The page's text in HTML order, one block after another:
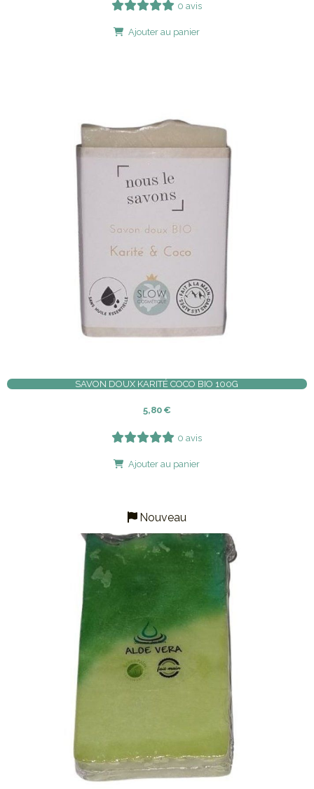
0 avis
Ajouter au panier
SAVON DOUX KARITÉ COCO BIO 100G
5,80€
0 avis
Ajouter au panier
Nouveau